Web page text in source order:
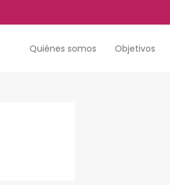
Quiénes somos Objetivos